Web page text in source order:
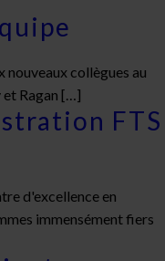
nouveaux collègues au
Ragan […]
FTS
d'excellence en
immensément fiers